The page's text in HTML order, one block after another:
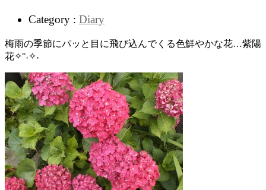
Category : Diary
梅雨の季節にパッと目に飛び込んでくる色鮮やかな花…紫陽
花✧°˖✧˖